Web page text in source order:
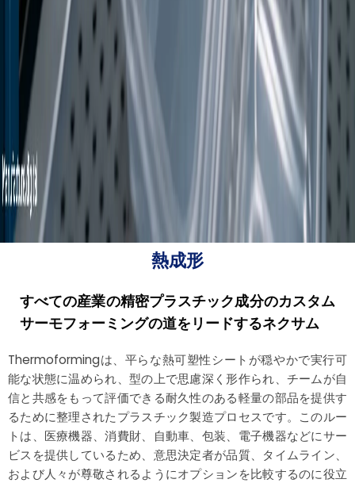
熱成形
すべての産業の精密プラスチック成分のカスタム
サーモフォーミングの道をリードするネクサム
Thermoformingは、平らな熱可塑性シートが穏やかで実行可
能な状態に温められ、型の上で思慮深く形作られ、チームが自
信と共感をもって評価できる耐久性のある軽量の部品を提供す
るために整理されたプラスチック製造プロセスです。このルー
トは、医療機器、消費財、自動車、包装、電子機器などにサー
ビスを提供しているため、意思決定者が品質、タイムライン、
および人々が尊敬されるようにオプションを比較するのに役立